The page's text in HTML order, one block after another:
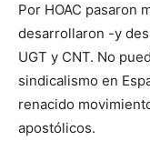
Por HOAC pasaron
desarrollaron -y
UGT y CNT. No
sindicalismo en
renacido
apostólicos.